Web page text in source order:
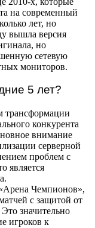
на современный
лет, но
вышла версия
но
сетевую
мониторов.
5 лет?
трансформации
конкурента
внимание
серверной
проблем с
является
Чемпионов»,
с защитой от
значительно
игроков к